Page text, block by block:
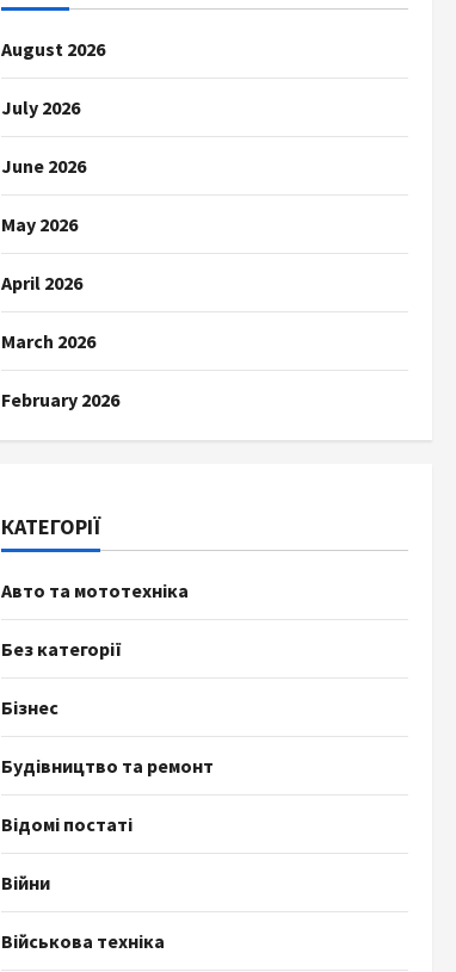
August 2026
July 2026
June 2026
May 2026
April 2026
March 2026
February 2026
КАТЕГОРІЇ
Авто та мототехніка
Без категорії
Бізнес
Будівництво та ремонт
Відомі постаті
Війни
Військова техніка